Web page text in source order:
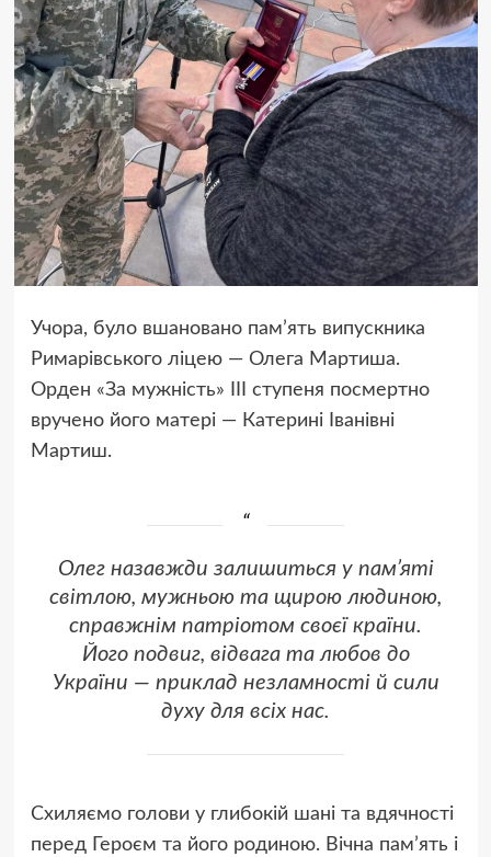
Учора, було вшановано пам’ять випускника
Римарівського ліцею — Олега Мартиша.
Орден «За мужність» III ступеня посмертно
вручено його матері — Катерині Іванівні
Мартиш.
Олег назавжди залишиться у пам’яті
світлою, мужньою та щирою людиною,
справжнім патріотом своєї країни.
Його подвиг, відвага та любов до
України — приклад незламності й сили
духу для всіх нас.
Схиляємо голови у глибокій шані та вдячності
перед Героєм та його родиною. Вічна пам’ять і